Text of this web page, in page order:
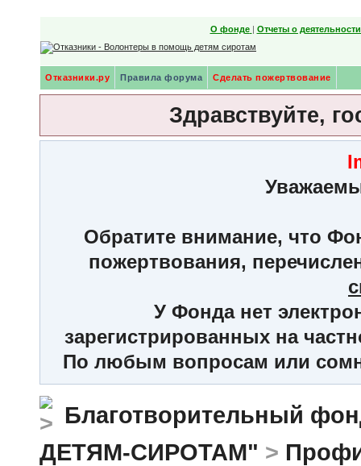
О фонде | Отчеты о
Отказники.ру Правила форума Сделать пожертвование
Здравствуйте,
Обратите внимание, что
пожертвования,
У Фонда нет
зарегистрированных на
По любым вопросам или
Благотворительный
ДЕТЯМ-СИРОТАМ" >